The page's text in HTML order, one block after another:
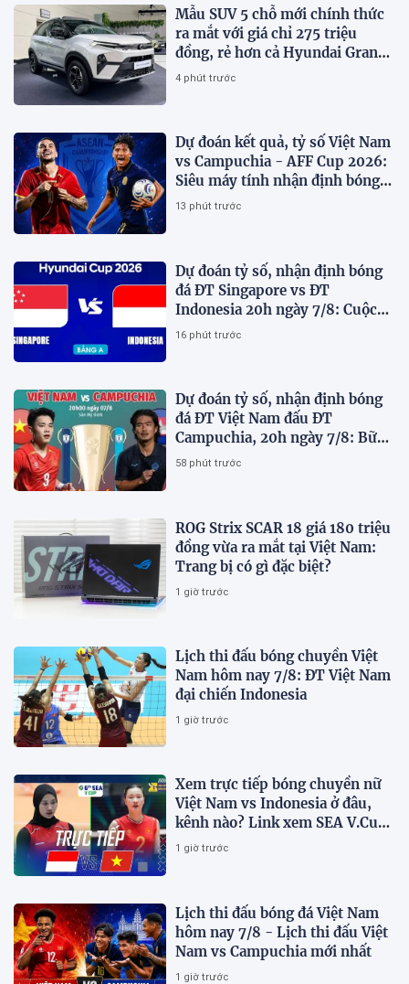
Mẫu SUV 5 chỗ mới chính thức
ra mắt với giá chỉ 275 triệu
đồng, rẻ hơn cả Hyundai Grand
i10 và Kia Morning
4 phút trước
Dự đoán kết quả, tỷ số Việt Nam
vs Campuchia - AFF Cup 2026:
Siêu máy tính nhận định bóng
đá hôm nay
13 phút trước
Dự đoán tỷ số, nhận định bóng
đá ĐT Singapore vs ĐT
Indonesia 20h ngày 7/8: Cuộc
chiến sống còn
16 phút trước
Dự đoán tỷ số, nhận định bóng
đá ĐT Việt Nam đấu ĐT
Campuchia, 20h ngày 7/8: Bữa
tiệc bàn thắng tại Mỹ Đình
58 phút trước
ROG Strix SCAR 18 giá 180 triệu
đồng vừa ra mắt tại Việt Nam:
Trang bị có gì đặc biệt?
1 giờ trước
Lịch thi đấu bóng chuyền Việt
Nam hôm nay 7/8: ĐT Việt Nam
đại chiến Indonesia
1 giờ trước
Xem trực tiếp bóng chuyền nữ
Việt Nam vs Indonesia ở đâu,
kênh nào? Link xem SEA V.Cup
2026 mới nhất
1 giờ trước
Lịch thi đấu bóng đá Việt Nam
hôm nay 7/8 - Lịch thi đấu Việt
Nam vs Campuchia mới nhất
1 giờ trước